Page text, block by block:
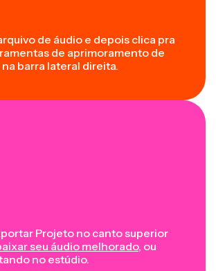
de áudio e depois clica pra
de aprimoramento de
barra lateral direita.
Projeto no canto superior
seu áudio melhorado, ou
no estúdio.